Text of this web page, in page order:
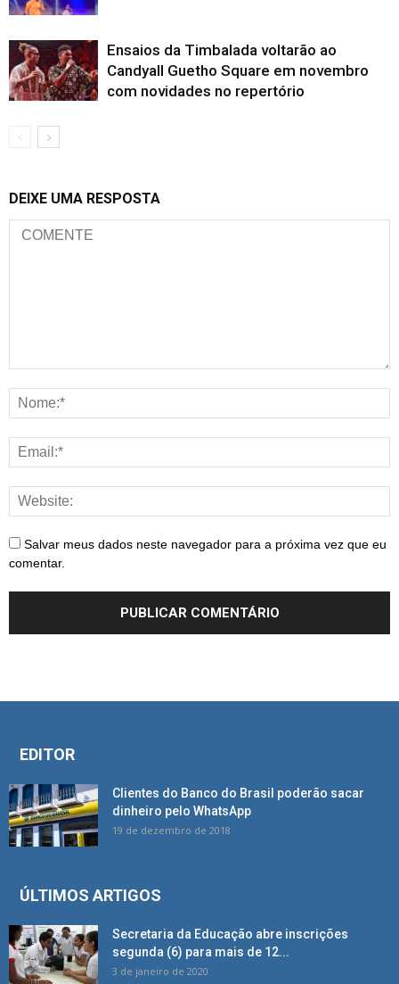
Ensaios da Timbalada voltarão ao
Candyall Guetho Square em novembro
com novidades no repertório
DEIXE UMA RESPOSTA
Salvar meus dados neste navegador para a próxima vez que eu
comentar.
EDITOR
Clientes do Banco do Brasil poderão sacar
dinheiro pelo WhatsApp
19 de dezembro de 2018
ÚLTIMOS ARTIGOS
Secretaria da Educação abre inscrições
segunda (6) para mais de 12...
3 de janeiro de 2020